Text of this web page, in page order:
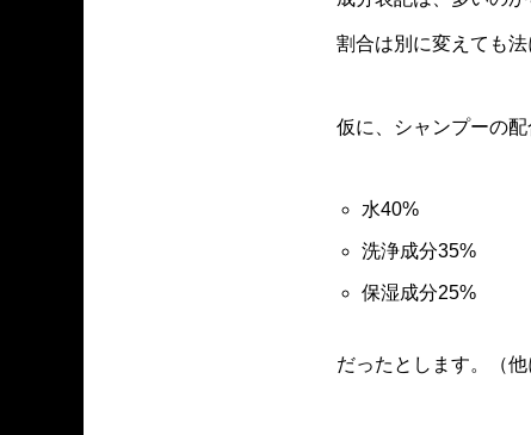
割合は別に変えても法
仮に、シャンプーの
水40%
洗浄成分35%
保湿成分25%
だったとします。（